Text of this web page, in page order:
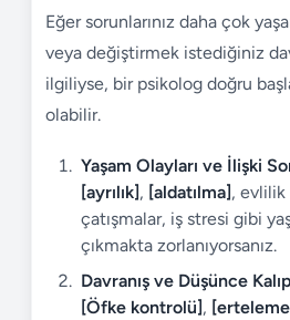
Eğer sorunlarınız daha çok
veya değiştirmek istediğiniz
ilgiliyse, bir psikolog doğru
olabilir.
Yaşam Olayları ve İlişki
[ayrılık], [aldatılma], evlilik
çatışmalar, iş stresi gibi
çıkmakta zorlanıyorsanız.
Davranış ve Düşünce
[Öfke kontrolü], [erteleme